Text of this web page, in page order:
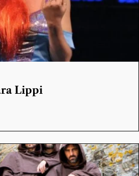
Lippi